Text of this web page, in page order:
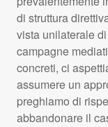
di struttura
vista unilaterale
campagne
concreti, ci
assumere un
preghiamo di
abbandonare il